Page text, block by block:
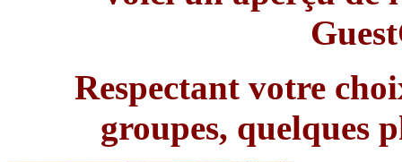
Respectant votre
groupes, quelques